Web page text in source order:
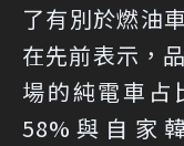
了有別於燃油
在先前表示，
場的純電車占
58%與自家